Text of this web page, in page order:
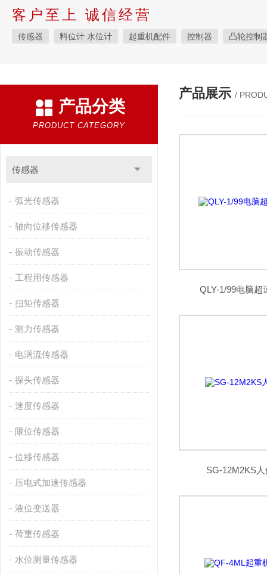
客户至上 诚信经营
传感器 料位计 水位计 起重机配件 控制器 凸轮控制
产品分类
PRODUCT CATEGORY
传感器
弧光传感器
轴向位移传感器
振动传感器
工程用传感器
扭矩传感器
测力传感器
电涡流传感器
探头传感器
速度传感器
限位传感器
位移传感器
压电式加速传感器
液位变送器
荷重传感器
水位测量传感器
产品展示 /
QLY-1/99电脑
SG-12M2KS